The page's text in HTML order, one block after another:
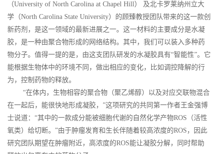
（University of North Carolina at Chapel Hill） 及北卡罗莱纳州立大
学（North Carolina State University）的顾臻教授团队带来的这一款创
新药剂，是这一领域的最新进展之一。这一材料的主要成分是水凝
胶，是一种由聚合物形成的网络结构。其中，我们可以装入多种药
物分子。值得一提的是，由这支团队研发的水凝胶具有“智能性”。它
能根据生物体中的环境不同，做出相应的变化，比如调控降解的行
为，控制药物的释放。
“在体内，生物相容的聚合物（聚乙烯醇）以及对应交联物混合
在一起后，能很快地形成凝胶，”这项研究的共同第一作者王金强博
士说道：“其中的一款成分能被细胞代谢的自然化学产物ROS（活性
氧类）给切断。”由于肿瘤发育和生长伴随着较高浓度的ROS，因此
研究团队期望在肿瘤附近，高浓度的ROS能让凝胶分解，同时帮助